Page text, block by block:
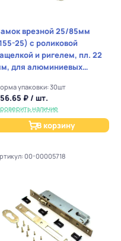
врезной 25/85мм
25) с роликовой
и ригелем, пл. 22
для алюминиевых
упаковки: 30шт
₽ / шт.
наличие
В корзину
00-00005718